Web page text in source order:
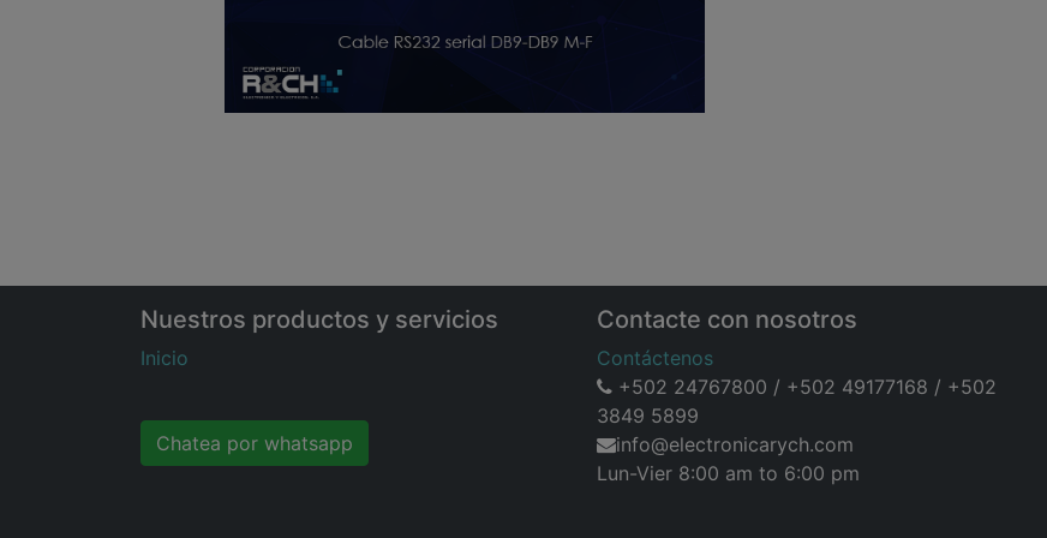
Nuestros productos y servicios
Inicio
Chatea por whatsapp
Contacte con nosotros
Contáctenos
+502 24767800 / +502 49177168 / +502
3849 5899
info@electronicarych.com
Lun-Vier 8:00 am to 6:00 pm